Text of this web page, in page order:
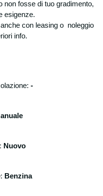
non fosse di tuo gradimento,
esigenze.
con leasing o noleggio
info.
-
Nuovo
Benzina